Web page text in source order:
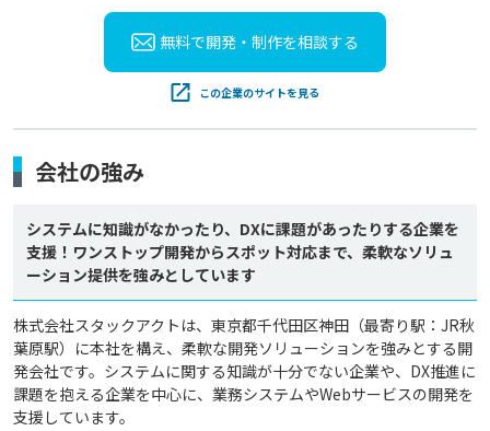
無料で開発・制作を相談する
この企業のサイトを見る
会社の強み
システムに知識がなかったり、DXに課題があったりする企業を
支援！ワンストップ開発からスポット対応まで、柔軟なソリュ
ーション提供を強みとしています
株式会社スタックアクトは、東京都千代田区神田（最寄り駅：JR秋
葉原駅）に本社を構え、柔軟な開発ソリューションを強みとする開
発会社です。システムに関する知識が十分でない企業や、DX推進に
課題を抱える企業を中心に、業務システムやWebサービスの開発を
支援しています。